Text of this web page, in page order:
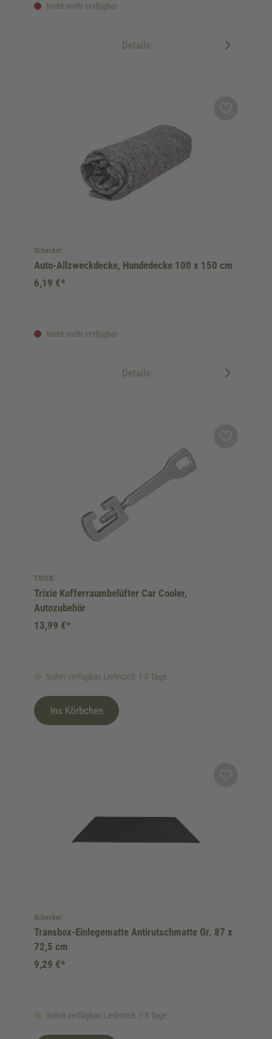
Nicht mehr verfügbar
Details
Schecker
Auto-Allzweckdecke, Hundedecke 100 x 150 cm
Nicht mehr verfügbar
6,19 €*
Details
TRIXIE
Trixie Kofferraumbelüfter Car Cooler,
Autozubehör
Sofort verfügbar, Lieferzeit: 1-3 Tage
13,99 €*
Ins Körbchen
Schecker
Transbox-Einlegematte Antirutschmatte Gr. 87 x
72,5 cm
Sofort verfügbar, Lieferzeit: 1-3 Tage
9,29 €*